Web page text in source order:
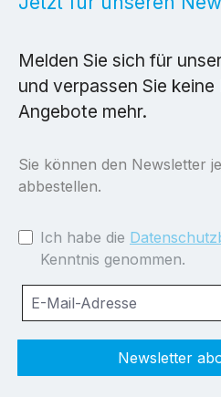
Melden Sie sich für
und verpassen Sie
Angebote mehr.
Sie können den Newsletter
abbestellen.
Ich habe die
Kenntnis genommen.
Newsletter